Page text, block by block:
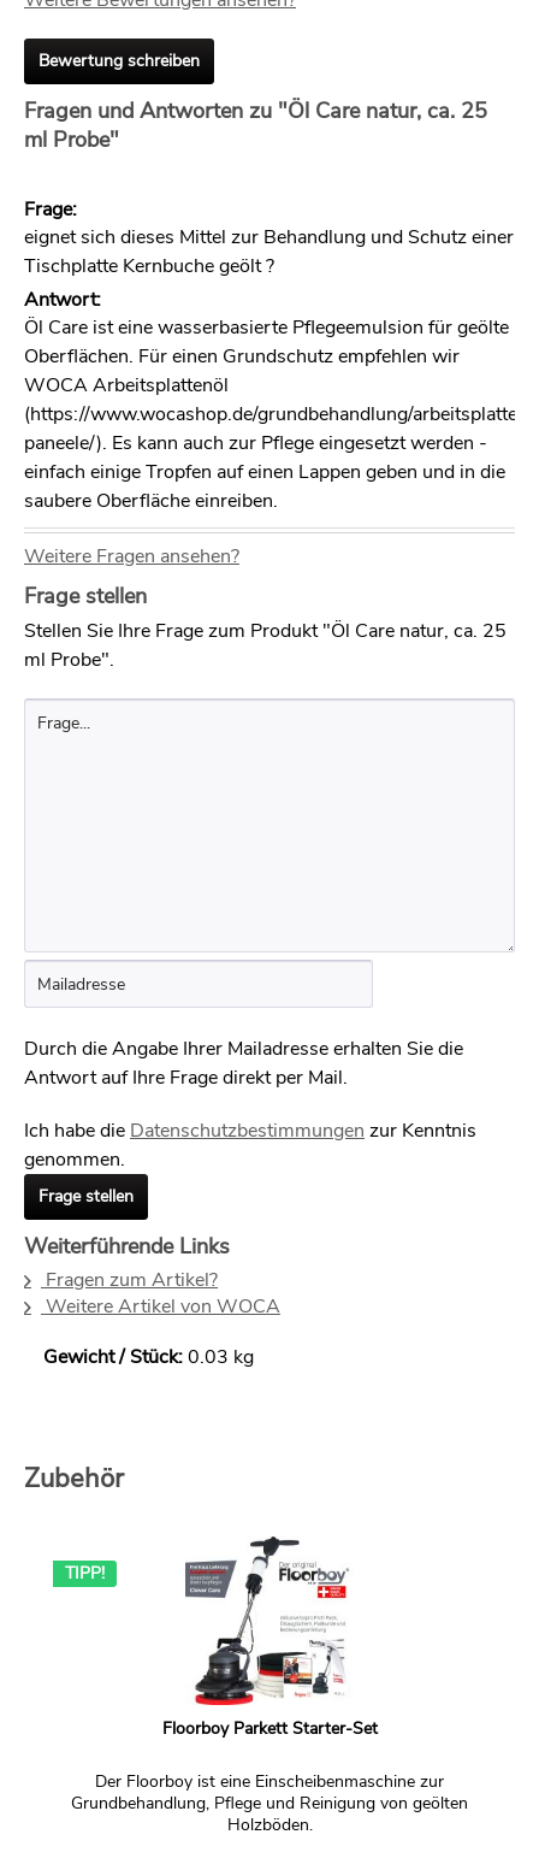
Bewertung schreiben
Fragen und Antworten zu "Öl Care natur, ca. 25
ml Probe"
Frage:
eignet sich dieses Mittel zur Behandlung und Schutz einer
Tischplatte Kernbuche geölt ?
Antwort:
Öl Care ist eine wasserbasierte Pflegeemulsion für geölte
Oberflächen. Für einen Grundschutz empfehlen wir
WOCA Arbeitsplattenöl
(https://www.wocashop.de/grundbehandlung/arbeitsplatten-
paneele/). Es kann auch zur Pflege eingesetzt werden -
einfach einige Tropfen auf einen Lappen geben und in die
saubere Oberfläche einreiben.
Weitere Fragen ansehen?
Frage stellen
Stellen Sie Ihre Frage zum Produkt "Öl Care natur, ca. 25
ml Probe".
Durch die Angabe Ihrer Mailadresse erhalten Sie die
Antwort auf Ihre Frage direkt per Mail.
Ich habe die Datenschutzbestimmungen zur Kenntnis
genommen.
Frage stellen
Weiterführende Links
Fragen zum Artikel?
Weitere Artikel von WOCA
Gewicht / Stück:0.03 kg
Zubehör
TIPP!
Floorboy Parkett Starter-Set
Der Floorboy ist eine Einscheibenmaschine zur
Grundbehandlung, Pflege und Reinigung von geölten
Holzböden.